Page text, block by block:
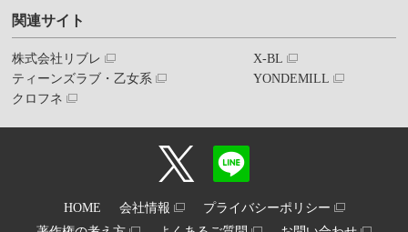
関連サイト
株式会社リブレ
ティーンズラブ・乙女系
クロフネ
X-BL
YONDEMILL
HOME 会社情報
プライバシーポリシー